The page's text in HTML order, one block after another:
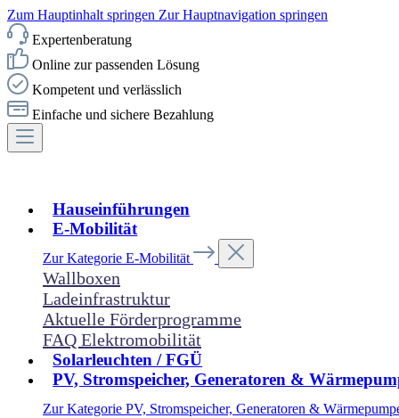
Zum Hauptinhalt springen Zur Hauptnavigation springen
Expertenberatung
Online zur passenden Lösung
Kompetent und verlässlich
Einfache und sichere Bezahlung
Hauseinführungen
E-Mobilität
Zur Kategorie E-Mobilität
Wallboxen
Ladeinfrastruktur
Aktuelle Förderprogramme
FAQ Elektromobilität
Solarleuchten / FGÜ
PV, Stromspeicher, Generatoren &
Zur Kategorie PV, Stromspeicher, Generatoren &